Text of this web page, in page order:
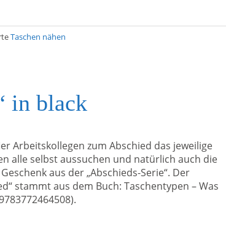
Taschen nähen
in black
Arbeitskollegen zum Abschied das jeweilige
alle selbst aussuchen und natürlich auch die
aus der „Abschieds-Serie“. Der
stammt aus dem Buch: Taschentypen – Was